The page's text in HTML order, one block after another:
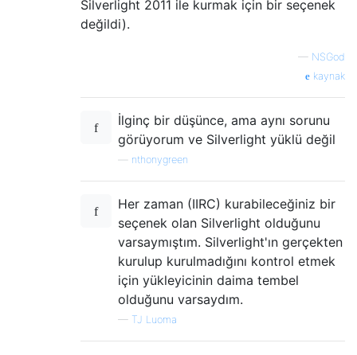
Silverlight 2011 ile kurmak için bir seçenek
değildi).
— NSGod
kaynak
İlginç bir düşünce, ama aynı sorunu
görüyorum ve Silverlight yüklü değil
nthonygreen
Her zaman (IIRC) kurabileceğiniz bir
seçenek olan Silverlight olduğunu
varsaymıştım. Silverlight'ın gerçekten
kurulup kurulmadığını kontrol etmek
için yükleyicinin daima tembel
olduğunu varsaydım.
— TJ Luoma